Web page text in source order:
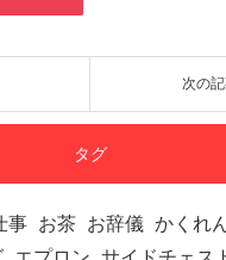
次の
タグ
事 お茶 お辞儀 かくれ